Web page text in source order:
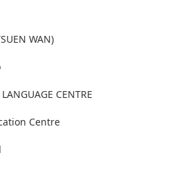
WAN)
CENTRE
Centre